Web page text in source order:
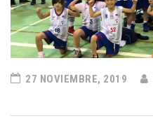
27 NOVIEMBRE, 2019